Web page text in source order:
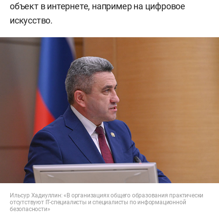
объект в интернете, например на цифровое
искусство.
Ильсур Хадиуллин: «В организациях общего образования практически
отсутствуют IT-специалисты и специалисты по информационной
безопасности»